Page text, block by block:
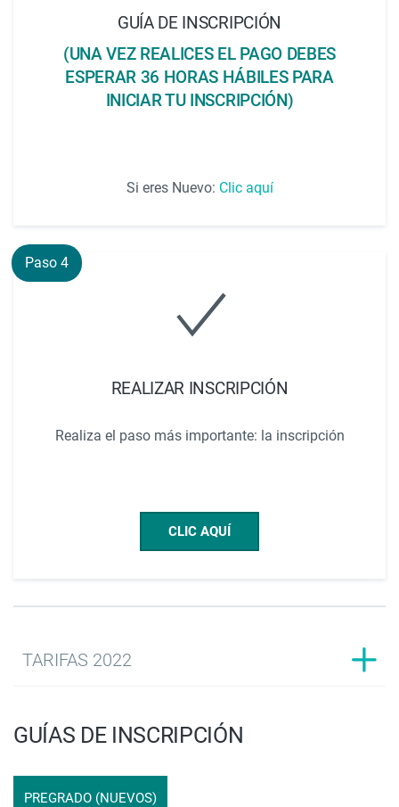
GUÍA DE INSCRIPCIÓN
(UNA VEZ REALICES EL PAGO DEBES
ESPERAR 36 HORAS HÁBILES PARA
INICIAR TU INSCRIPCIÓN)
Si eres Nuevo: Clic aquí
REALIZAR INSCRIPCIÓN
Paso 4
Realiza el paso más importante: la inscripción
CLIC AQUÍ
TARIFAS 2022
GUÍAS DE INSCRIPCIÓN
PREGRADO (NUEVOS)